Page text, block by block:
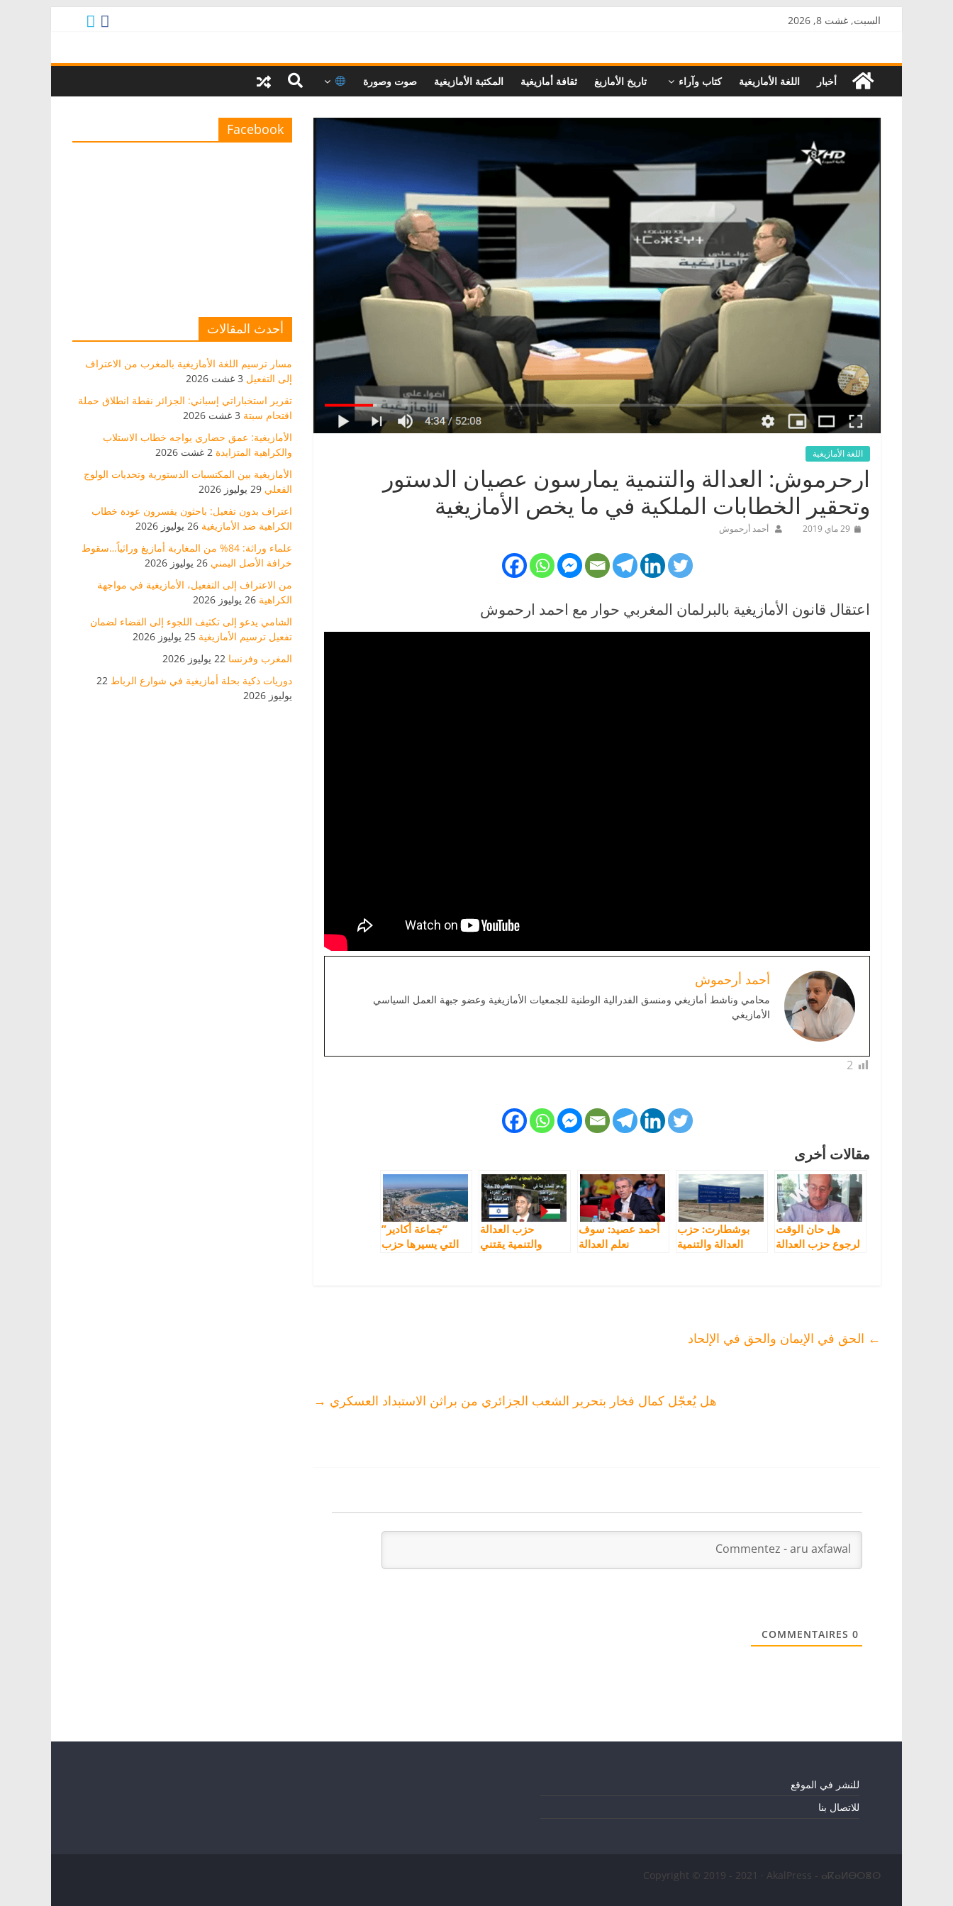
السبت, غشت 8, 2026
AkalPress
منبر
أخبار اللغة الأمازيغية كتاب وآراء تاريخ الأمازيغ ثقافة أمازيغية المكتبة الأمازيغية صوت وصورة
اللغة الأمازيغية
ارحرموش: العدالة والتنمية يمارسون عصيان الدستور
وتحقير الخطابات الملكية في ما يخص الأمازيغية
29 ماي 2019 أحمد أرحموش
اعتقال قانون الأمازيغية بالبرلمان المغربي حوار مع احمد ارحموش
أحمد أرحموش
محامي وناشط أمازيغي ومنسق الفدرالية الوطنية للجمعيات الأمازيغية وعضو جبهة العمل السياسي
الأمازيغي
2
مقالات أخرى
هل حان الوقت
لرجوع حزب العدالة
بوشطارت: حزب
العدالة والتنمية
أحمد عصيد: سوف
نعلم العدالة
حزب العدالة
والتنمية يقتني
“جماعة أكادير”
التي يسيرها حزب
← الحق في الإيمان والحق في الإلحاد
هل يُعجّل كمال فخار بتحرير الشعب الجزائري من براثن الاستبداد العسكري →
0
Facebook
أحدث المقالات
مسار ترسيم اللغة الأمازيغية بالمغرب من الاعتراف
إلى التفعيل 3 غشت 2026
تقرير استخباراتي إسباني: الجزائر نقطة انطلاق حملة
اقتحام سبتة 3 غشت 2026
الأمازيغية: عمق حضاري يواجه خطاب الاستلاب
والكراهية المتزايدة 2 غشت 2026
الأمازيغية بين المكتسبات الدستورية وتحديات الولوج
الفعلي 29 يوليوز 2026
اعتراف بدون تفعيل: باحثون يفسرون عودة خطاب
الكراهية ضد الأمازيغية 26 يوليوز 2026
علماء وراثة: 84% من المغاربة أمازيغ وراثياً…سقوط
خرافة الأصل اليمني 26 يوليوز 2026
من الاعتراف إلى التفعيل، الأمازيغية في مواجهة
الكراهية 26 يوليوز 2026
الشامي يدعو إلى تكثيف اللجوء إلى القضاء لضمان
تفعيل ترسيم الأمازيغية 25 يوليوز 2026
المغرب وفرنسا 22 يوليوز 2026
دوريات ذكية بحلة أمازيغية في شوارع الرباط 22
يوليوز 2026
للنشر في الموقع
للاتصال بنا
Copyright © 2019 - 2021 · AkalPress - ⴰⴽⴰⵍⴱⵔⴻⵙ